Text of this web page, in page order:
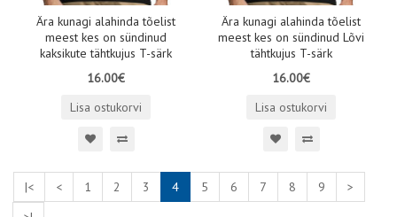
Ära kunagi alahinda tõelist
meest kes on sündinud
kaksikute tähtkujus T-särk
16.00€
Lisa ostukorvi
Ära kunagi alahinda tõelist
meest kes on sündinud Lõvi
tähtkujus T-särk
16.00€
Lisa ostukorvi
|< < 1 2 3 4 5 6 7 8 9
>